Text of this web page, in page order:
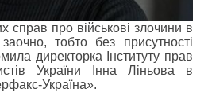
справ про військові злочини в
тобто без присутності
директорка Інституту прав
України Інна Ліньова в
Україна».